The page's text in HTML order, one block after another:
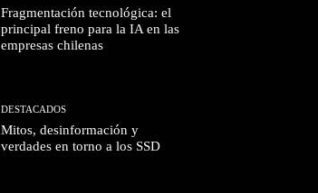
Fragmentación tecnológica: el
principal freno para la IA en las
empresas chilenas
DESTACADOS
Mitos, desinformación y
verdades en torno a los SSD